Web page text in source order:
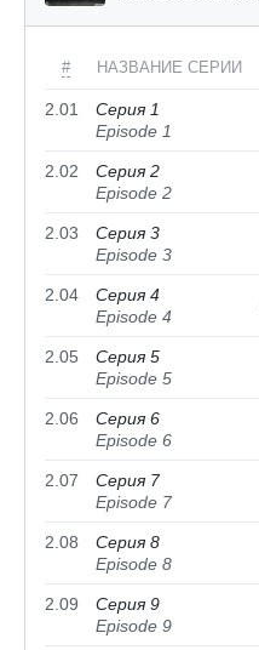
# НАЗВАНИЕ СЕРИИ
2.01
Серия 1
Episode 1
2.02
Серия 2
Episode 2
2.03
Серия 3
Episode 3
2.04
Серия 4
Episode 4
2.05
Серия 5
Episode 5
2.06
Серия 6
Episode 6
2.07
Серия 7
Episode 7
2.08
Серия 8
Episode 8
2.09
Серия 9
Episode 9